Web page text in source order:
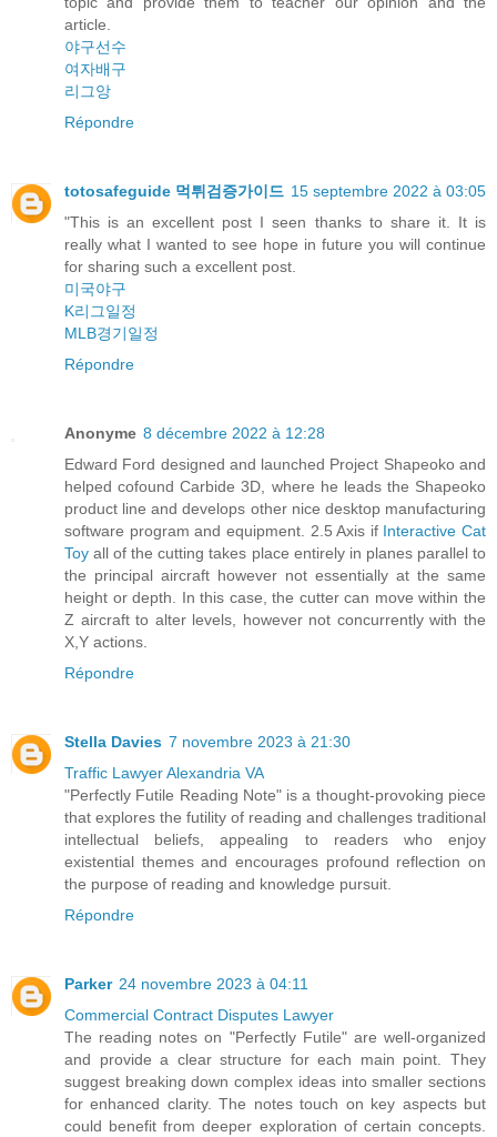
article.
야구선수
여자배구
리그앙
Répondre
totosafeguide 먹튀검증가이드 15 septembre 2022 à 03:05
"This is an excellent post I seen thanks to share it. It is
really what I wanted to see hope in future you will continue
for sharing such a excellent post.
미국야구
K리그일정
MLB경기일정
Répondre
Anonyme 8 décembre 2022 à 12:28
Edward Ford designed and launched Project Shapeoko and
helped cofound Carbide 3D, where he leads the Shapeoko
product line and develops other nice desktop manufacturing
software program and equipment. 2.5 Axis if Interactive Cat
Toy all of the cutting takes place entirely in planes parallel to
the principal aircraft however not essentially at the same
height or depth. In this case, the cutter can move within the
Z aircraft to alter levels, however not concurrently with the
X,Y actions.
Répondre
Stella Davies 7 novembre 2023 à 21:30
Traffic Lawyer Alexandria VA
"Perfectly Futile Reading Note" is a thought-provoking piece
that explores the futility of reading and challenges traditional
intellectual beliefs, appealing to readers who enjoy
existential themes and encourages profound reflection on
the purpose of reading and knowledge pursuit.
Répondre
Parker 24 novembre 2023 à 04:11
Commercial Contract Disputes Lawyer
The reading notes on "Perfectly Futile" are well-organized
and provide a clear structure for each main point. They
suggest breaking down complex ideas into smaller sections
for enhanced clarity. The notes touch on key aspects but
could benefit from deeper exploration of certain concepts.